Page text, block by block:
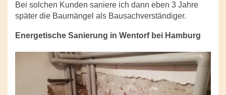
Bei solchen Kunden saniere ich dann eben 3 Jahre
später die Baumängel als Bausachverständiger.
Energetische Sanierung in Wentorf bei Hamburg